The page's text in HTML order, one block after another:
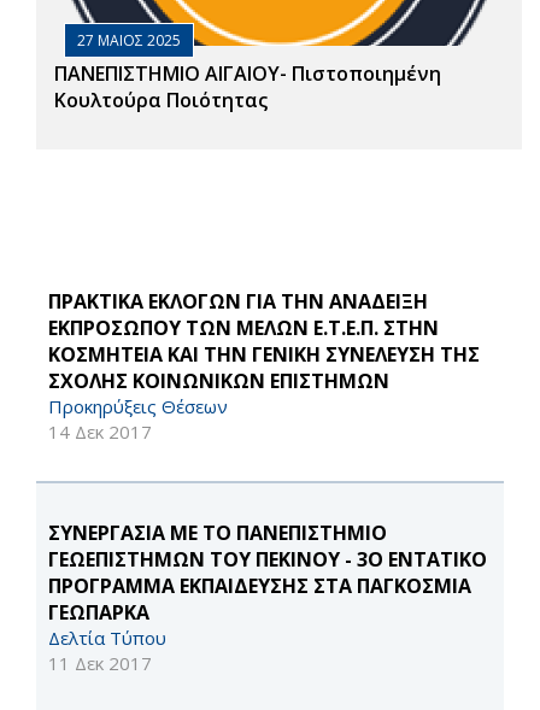
27 ΜΑΙΟΣ 2025
ΠΑΝΕΠΙΣΤΗΜΙΟ ΑΙΓΑΙΟΥ- Πιστοποιημένη
Κουλτούρα Ποιότητας
ΠΡΑΚΤΙΚΑ ΕΚΛΟΓΩΝ ΓΙΑ ΤΗΝ ΑΝΑΔΕΙΞΗ
ΕΚΠΡΟΣΩΠΟΥ ΤΩΝ ΜΕΛΩΝ Ε.Τ.Ε.Π. ΣΤΗΝ
ΚΟΣΜΗΤΕΙΑ ΚΑΙ ΤΗΝ ΓΕΝΙΚΗ ΣΥΝΕΛΕΥΣΗ ΤΗΣ
ΣΧΟΛΗΣ ΚΟΙΝΩΝΙΚΩΝ ΕΠΙΣΤΗΜΩΝ
Προκηρύξεις Θέσεων
14 Δεκ 2017
ΣΥΝΕΡΓΑΣΙΑ ΜΕ ΤΟ ΠΑΝΕΠΙΣΤΗΜΙΟ
ΓΕΩΕΠΙΣΤΗΜΩΝ ΤΟΥ ΠΕΚΙΝΟΥ - 3O EΝΤΑΤΙΚΟ
ΠΡΟΓΡΑΜΜΑ ΕΚΠΑΙΔΕΥΣΗΣ ΣΤΑ ΠΑΓΚΟΣΜΙΑ
ΓΕΩΠΑΡΚΑ
Δελτία Τύπου
11 Δεκ 2017